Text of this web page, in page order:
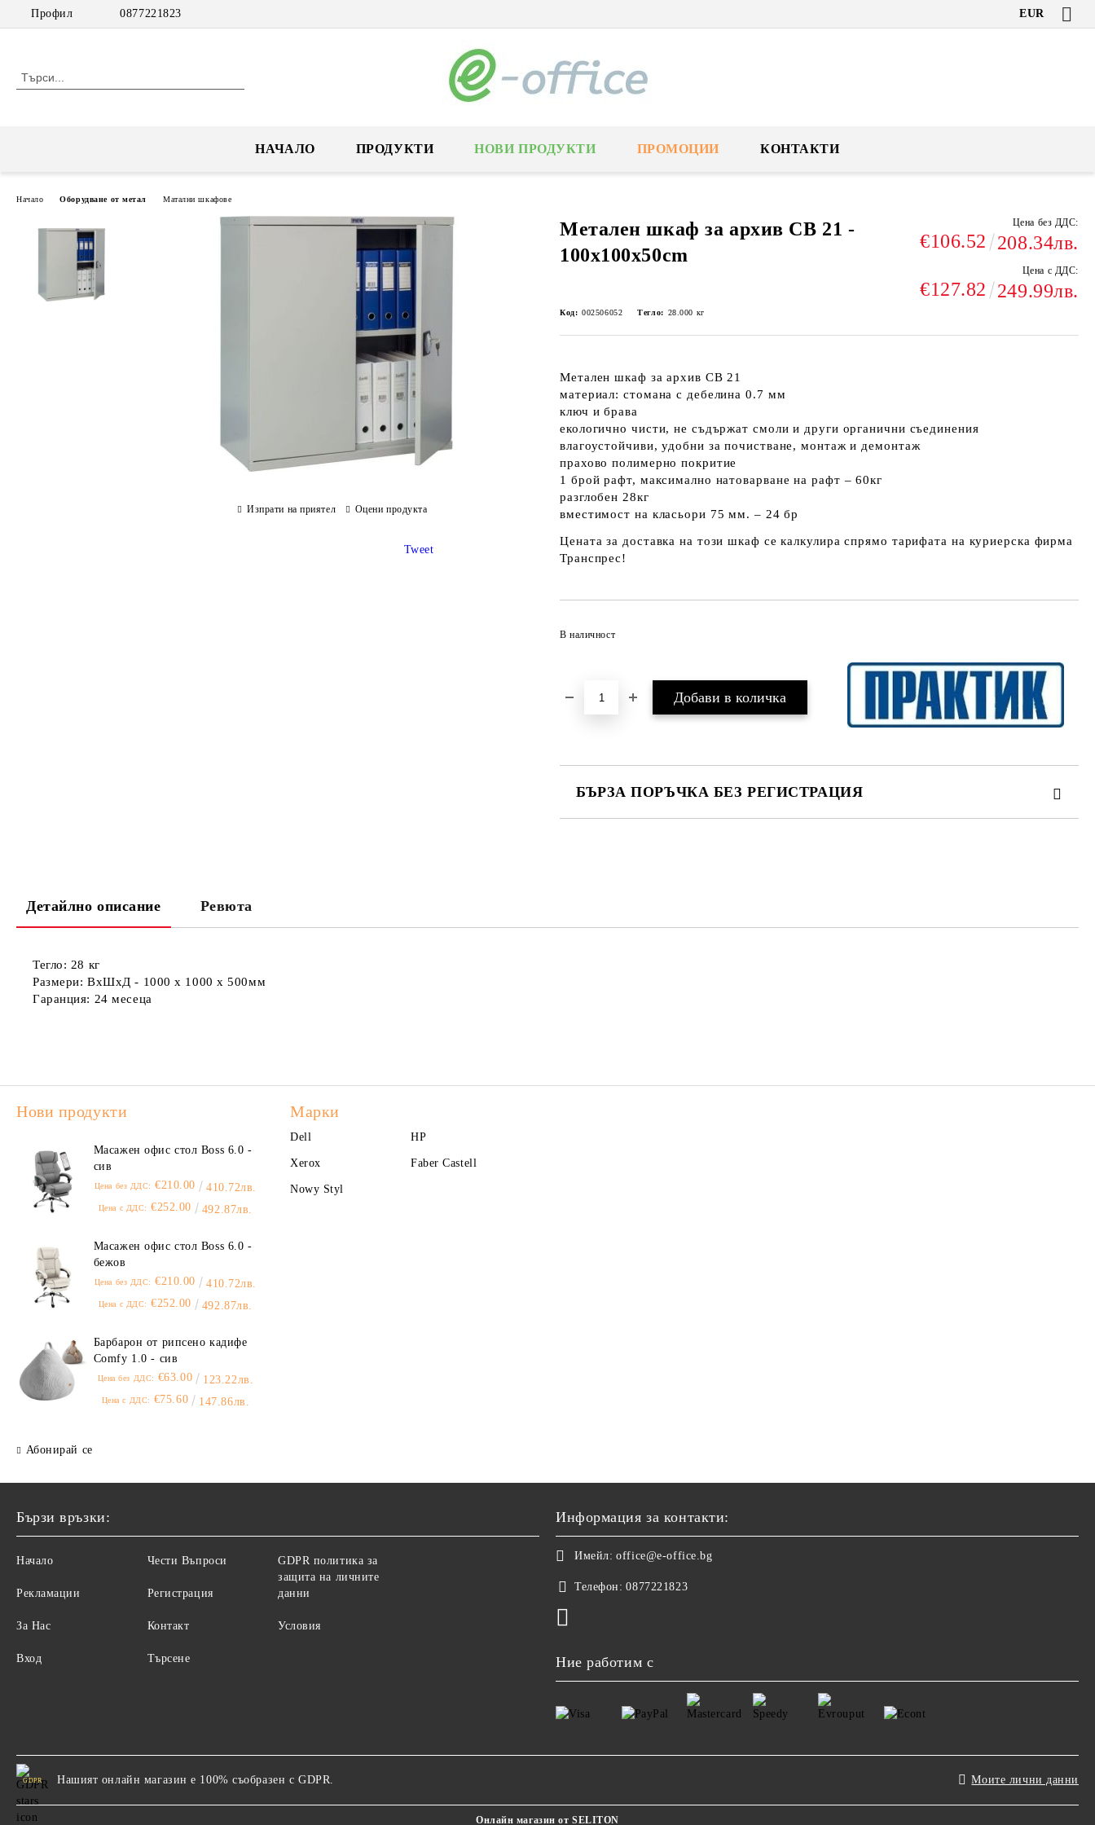
Профил 0877221823 EUR
НАЧАЛО ПРОДУКТИ НОВИ ПРОДУКТИ ПРОМОЦИИ КОНТАКТИ
Начало Оборудване от метал Матални шкафове
Метален шкаф за архив СВ 21 -
100x100x50сm
Цена без ДДС:
€106.52 208.34лв.
Цена с ДДС:
€127.82 249.99лв.
Код: 002506052 Тегло: 28.000 кг
Метален шкаф за архив СВ 21
материал: стомана с дебелина 0.7 мм
ключ и брава
екологично чисти, не съдържат смоли и други органични съединения
влагоустойчиви, удобни за почистване, монтаж и демонтаж
прахово полимерно покритие
1 брой рафт, максимално натоварване на рафт – 60кг
разглобен 28кг
вместимост на класьори 75 мм. – 24 бр
Цената за доставка на този шкаф се калкулира спрямо тарифата на куриерска фирма
Транспрес!
В наличност
БЪРЗА ПОРЪЧКА БЕЗ РЕГИСТРАЦИЯ
Изпрати на приятел Оцени продукта
Tweet
Детайлно описание Ревюта
Тегло: 28 кг
Размери: ВхШхД - 1000 x 1000 x 500мм
Гаранция: 24 месеца
Нови продукти
Масажен офис стол Boss 6.0 -
сив
Цена без ДДС: €210.00 410.72лв.
Цена с ДДС: €252.00 492.87лв.
Масажен офис стол Boss 6.0 -
бежов
Цена без ДДС: €210.00 410.72лв.
Цена с ДДС: €252.00 492.87лв.
Барбарон от рипсено кадифе
Comfy 1.0 - сив
Цена без ДДС: €63.00 123.22лв.
Цена с ДДС: €75.60 147.86лв.
Абонирай се
Марки
Dell HP
Xerox Faber Castell
Nowy Styl
Бързи връзки:
Начало
Рекламации
За Нас
Вход
Чести Въпроси
Регистрация
Контакт
Търсене
GDPR политика за
защита на личните
данни
Условия
Информация за контакти:
Имейл: office@e-office.bg
Телефон: 0877221823
Ние работим с
GDPR Нашият онлайн магазин е 100% съобразен с GDPR. Моите лични данни
Онлайн магазин от SELITON